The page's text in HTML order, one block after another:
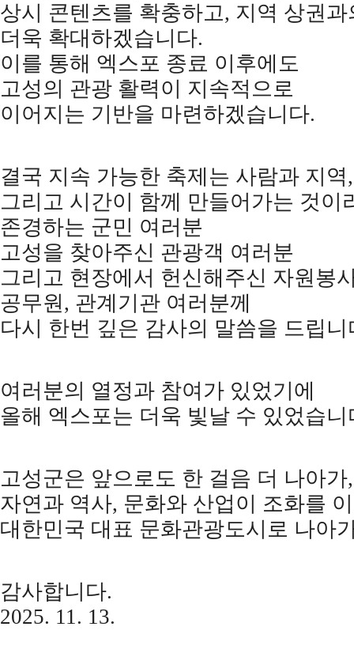
상시 콘텐츠를 확충하고, 지역 상권
더욱 확대하겠습니다.
이를 통해 엑스포 종료 이후에도
고성의 관광 활력이 지속적으로
이어지는 기반을 마련하겠습니다.
결국 지속 가능한 축제는 사람과 지역,
그리고 시간이 함께 만들어가는 것이
존경하는 군민 여러분
고성을 찾아주신 관광객 여러분
그리고 현장에서 헌신해주신 자원봉
공무원, 관계기관 여러분께
다시 한번 깊은 감사의 말씀을 드립니
여러분의 열정과 참여가 있었기에
올해 엑스포는 더욱 빛날 수 있었습니
고성군은 앞으로도 한 걸음 더 나아가,
자연과 역사, 문화와 산업이 조화를
대한민국 대표 문화관광도시로 나아
감사합니다.
2025. 11. 13.